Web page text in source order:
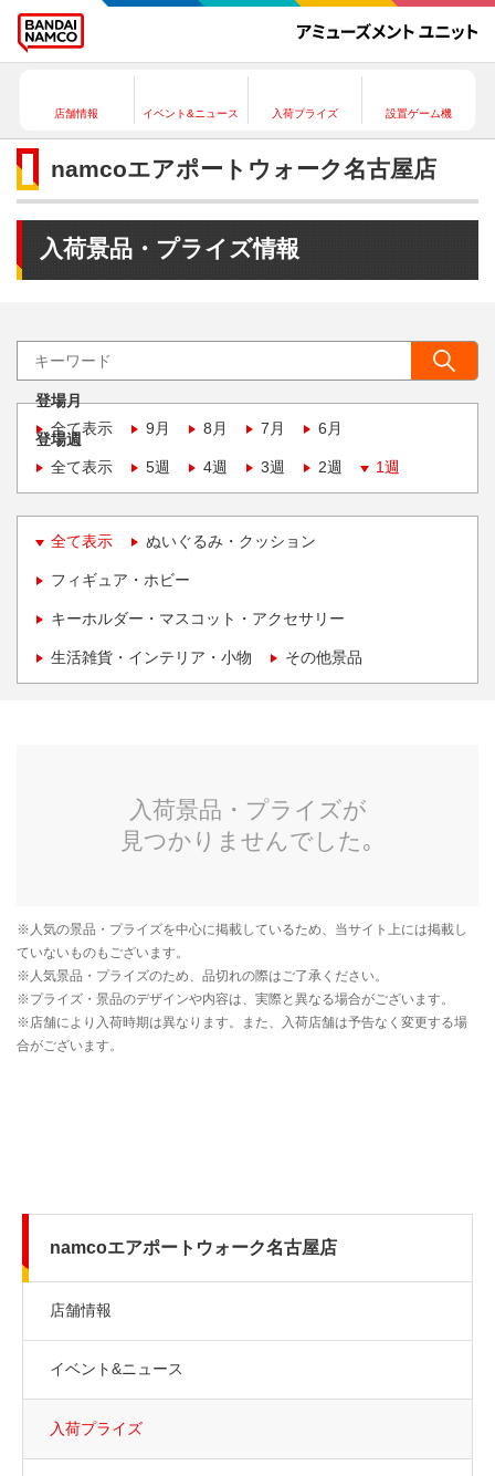
店舗情報 イベント&ニュース 入荷プライズ 設置ゲーム機
namcoエアポートウォーク名古屋店
入荷景品・プライズ情報
登場月
全て表示
9月 8月 7月 6月
登場週
全て表示
5週 4週 3週 2週 1週
全て表示 ぬいぐるみ・クッション
フィギュア・ホビー
キーホルダー・マスコット・アクセサリー
生活雑貨・インテリア・小物 その他景品
namcoエアポートウォーク名古屋店
店舗情報
イベント&ニュース
入荷プライズ